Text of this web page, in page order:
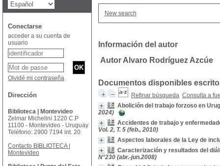
New search
Información del autor
Autor Alvaro Rodríguez Azcúe
Documentos disponibles
Refinar búsqueda Consulta a
Abolición del trabajo forzoso en
2024)
Accidentes de trabajo y
Vol. 2, T. 5 (feb., 2010)
Aspectos laborales de la Ley de
Caracterización y resultados del
N°230 (abr.-jun.2008)
Conectarse
acceder a su cuenta de
usuario
Olvidé mi contraseña
Dirección
Biblioteca | Montevideo
Zelmar Michelini 1220 C.P
11100 - Montevideo - Uruguay
Teléfono: 2900 7194 int. 20
Contacto BIBLIOTECA |
Montevideo